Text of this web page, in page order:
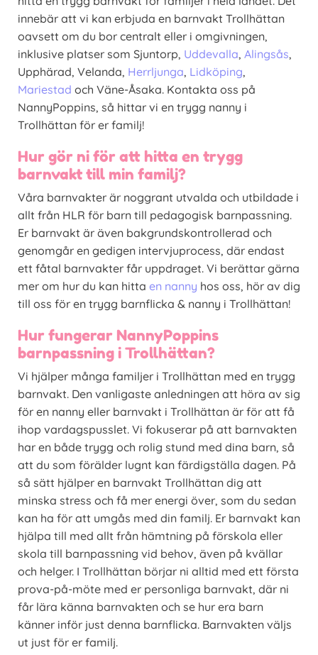
innebär att vi kan erbjuda en barnvakt Trollhättan
oavsett om du bor centralt eller i omgivningen,
inklusive platser som Sjuntorp, Uddevalla, Alingsås,
Upphärad, Velanda, Herrljunga, Lidköping,
Mariestad och Väne-Åsaka. Kontakta oss på
NannyPoppins, så hittar vi en trygg nanny i
Trollhättan för er familj!
Hur gör ni för att hitta en trygg
barnvakt till min familj?
Våra barnvakter är noggrant utvalda och utbildade i
allt från HLR för barn till pedagogisk barnpassning.
Er barnvakt är även bakgrundskontrollerad och
genomgår en gedigen intervjuprocess, där endast
ett fåtal barnvakter får uppdraget. Vi berättar gärna
mer om hur du kan hitta en nanny hos oss, hör av dig
till oss för en trygg barnflicka & nanny i Trollhättan!
Hur fungerar NannyPoppins
barnpassning i Trollhättan?
Vi hjälper många familjer i Trollhättan med en trygg
barnvakt. Den vanligaste anledningen att höra av sig
för en nanny eller barnvakt i Trollhättan är för att få
ihop vardagspusslet. Vi fokuserar på att barnvakten
har en både trygg och rolig stund med dina barn, så
att du som förälder lugnt kan färdigställa dagen. På
så sätt hjälper en barnvakt Trollhättan dig att
minska stress och få mer energi över, som du sedan
kan ha för att umgås med din familj. Er barnvakt kan
hjälpa till med allt från hämtning på förskola eller
skola till barnpassning vid behov, även på kvällar
och helger. I Trollhättan börjar ni alltid med ett första
prova-på-möte med er personliga barnvakt, där ni
får lära känna barnvakten och se hur era barn
känner inför just denna barnflicka. Barnvakten väljs
ut just för er familj.